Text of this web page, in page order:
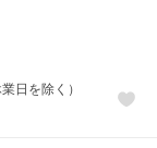
日を除く）